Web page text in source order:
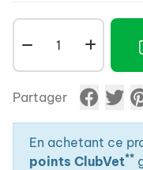
Partager
En achetant ce
points ClubVet**